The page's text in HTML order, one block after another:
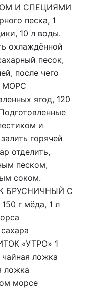
И СПЕЦИЯМИ
песка, 1
10 л воды.
охлаждённой
песок,
после чего
МОРС
ягод, 120
и
горячей
отделить,
песком,
соком.
БРУСНИЧНЫЙ С
г мёда, 1 л
«УТРО» 1
чайная ложка
ложка
морсе